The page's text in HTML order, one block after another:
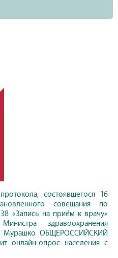
состоявшегося 16
совещания по
«Запись на приём к врачу»
здравоохранения
Мурашко ОБЩЕРОССИЙСКИЙ
онлайн-опрос населения с